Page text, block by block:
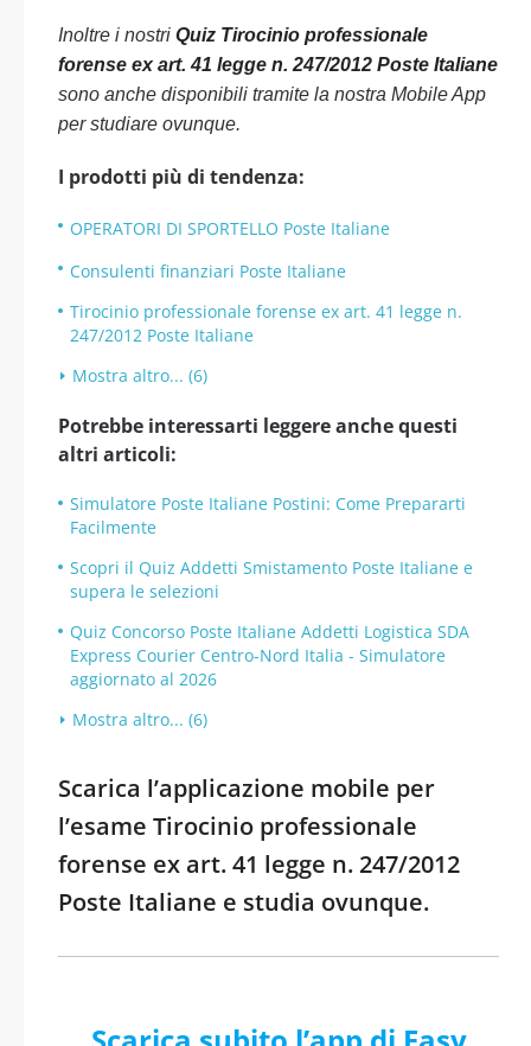
Inoltre i nostri Quiz Tirocinio professionale
forense ex art. 41 legge n. 247/2012 Poste Italiane
sono anche disponibili tramite la nostra Mobile App
per studiare ovunque.
I prodotti più di tendenza:
OPERATORI DI SPORTELLO Poste Italiane
Consulenti finanziari Poste Italiane
Tirocinio professionale forense ex art. 41 legge n.
247/2012 Poste Italiane
Mostra altro... (6)
Potrebbe interessarti leggere anche questi
altri articoli:
Simulatore Poste Italiane Postini: Come Prepararti
Facilmente
Scopri il Quiz Addetti Smistamento Poste Italiane e
supera le selezioni
Quiz Concorso Poste Italiane Addetti Logistica SDA
Express Courier Centro-Nord Italia - Simulatore
aggiornato al 2026
Mostra altro... (6)
Scarica l’applicazione mobile per
l’esame Tirocinio professionale
forense ex art. 41 legge n. 247/2012
Poste Italiane e studia ovunque.